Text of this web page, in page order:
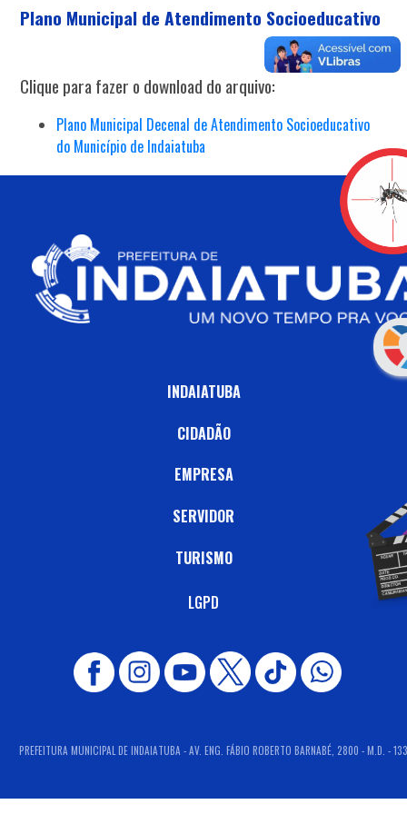
Plano Municipal de Atendimento Socioeducativo
Clique para fazer o download do arquivo:
Plano Municipal Decenal de Atendimento Socioeducativo
do Município de Indaiatuba
INDAIATUBA
CIDADÃO
EMPRESA
SERVIDOR
TURISMO
LGPD
PREFEITURA MUNICIPAL DE INDAIATUBA - AV. ENG. FÁBIO ROBERTO BARNABÉ, 2800 - M.D. -